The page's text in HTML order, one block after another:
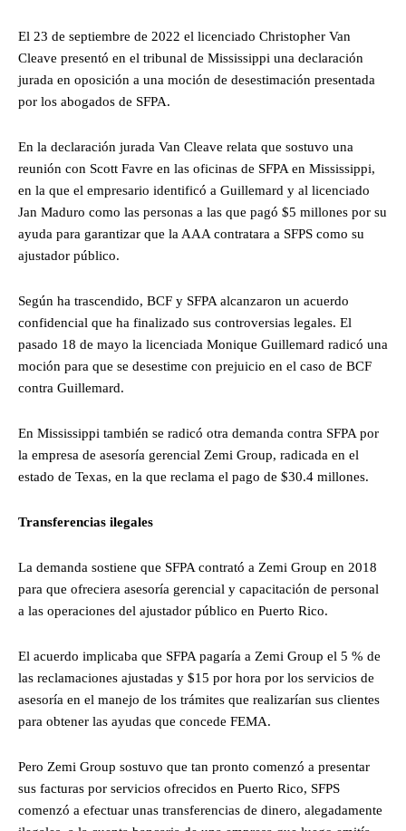
El 23 de septiembre de 2022 el licenciado Christopher Van
Cleave presentó en el tribunal de Mississippi una declaración
jurada en oposición a una moción de desestimación presentada
por los abogados de SFPA.
En la declaración jurada Van Cleave relata que sostuvo una
reunión con Scott Favre en las oficinas de SFPA en Mississippi,
en la que el empresario identificó a Guillemard y al licenciado
Jan Maduro como las personas a las que pagó $5 millones por su
ayuda para garantizar que la AAA contratara a SFPS como su
ajustador público.
Según ha trascendido, BCF y SFPA alcanzaron un acuerdo
confidencial que ha finalizado sus controversias legales. El
pasado 18 de mayo la licenciada Monique Guillemard radicó una
moción para que se desestime con prejuicio en el caso de BCF
contra Guillemard.
En Mississippi también se radicó otra demanda contra SFPA por
la empresa de asesoría gerencial Zemi Group, radicada en el
estado de Texas, en la que reclama el pago de $30.4 millones.
Transferencias ilegales
La demanda sostiene que SFPA contrató a Zemi Group en 2018
para que ofreciera asesoría gerencial y capacitación de personal
a las operaciones del ajustador público en Puerto Rico.
El acuerdo implicaba que SFPA pagaría a Zemi Group el 5 % de
las reclamaciones ajustadas y $15 por hora por los servicios de
asesoría en el manejo de los trámites que realizarían sus clientes
para obtener las ayudas que concede FEMA.
Pero Zemi Group sostuvo que tan pronto comenzó a presentar
sus facturas por servicios ofrecidos en Puerto Rico, SFPS
comenzó a efectuar unas transferencias de dinero, alegadamente